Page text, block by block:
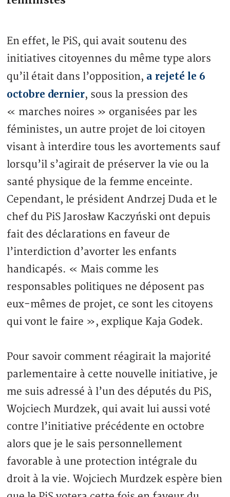
En effet, le PiS, qui avait soutenu des
initiatives citoyennes du même type alors
qu’il était dans l’opposition, a rejeté le 6
octobre dernier, sous la pression des
« marches noires » organisées par les
féministes, un autre projet de loi citoyen
visant à interdire tous les avortements sauf
lorsqu’il s’agirait de préserver la vie ou la
santé physique de la femme enceinte.
Cependant, le président Andrzej Duda et le
chef du PiS Jarosław Kaczyński ont depuis
fait des déclarations en faveur de
l’interdiction d’avorter les enfants
handicapés. « Mais comme les
responsables politiques ne déposent pas
eux-mêmes de projet, ce sont les citoyens
qui vont le faire », explique Kaja Godek.
Pour savoir comment réagirait la majorité
parlementaire à cette nouvelle initiative, je
me suis adressé à l’un des députés du PiS,
Wojciech Murdzek, qui avait lui aussi voté
contre l’initiative précédente en octobre
alors que je le sais personnellement
favorable à une protection intégrale du
droit à la vie. Wojciech Murdzek espère bien